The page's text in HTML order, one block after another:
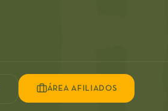
ÁREA AFILIADOS